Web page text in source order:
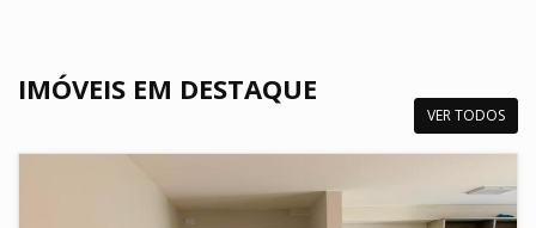
IMÓVEIS EM DESTAQUE
VER TODOS